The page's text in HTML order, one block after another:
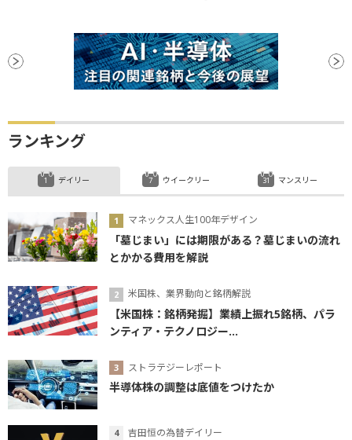
ランキング
デイリー
マネックス人生100年デザイン
「墓じまい」には期限がある？墓じまいの流れ
とかかる費用を解説
米国株、業界動向と銘柄解説
【米国株：銘柄発掘】業績上振れ5銘柄、パラ
ンティア・テクノロジー...
ストラテジーレポート
半導体株の調整は底値をつけたか
吉田恒の為替デイリー
ウイークリー マンスリー